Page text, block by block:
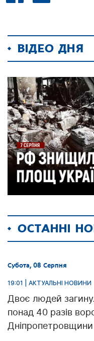
ВІДЕО ДНЯ
ОСТАННІ
Субота, 08 Серпня
19:01 | АКТУАЛЬНІ НОВИНИ
Двоє людей
понад 40 разів
Дніпропетровщини